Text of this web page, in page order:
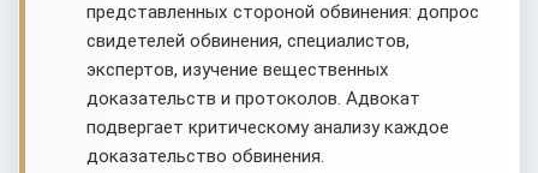
представленных стороной обвинения: допрос
свидетелей обвинения, специалистов,
экспертов, изучение вещественных
доказательств и протоколов. Адвокат
подвергает критическому анализу каждое
доказательство обвинения.